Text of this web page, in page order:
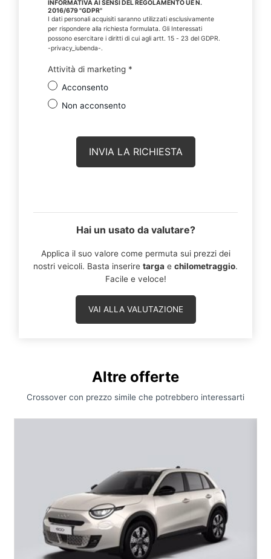
INFORMATIVA AI SENSI DEL REGOLAMENTO UE N.
2016/679 "GDPR"
I dati personali acquisiti saranno utilizzati esclusivamente
per rispondere alla richiesta formulata. Gli Interessati
possono esercitare i diritti di cui agli artt. 15 - 23 del GDPR.
-privacy_iubenda-.
Attività di marketing *
Acconsento
Non acconsento
Hai un usato da valutare?
Applica il suo valore come permuta sui prezzi dei
nostri veicoli. Basta inserire targa e chilometraggio.
Facile e veloce!
VAI ALLA VALUTAZIONE
Altre offerte
Crossover con prezzo simile che potrebbero interessarti